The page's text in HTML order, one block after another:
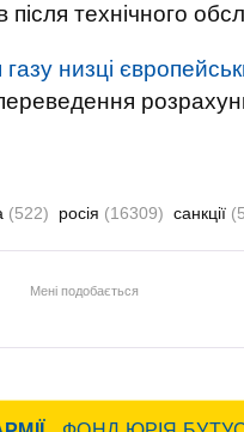
технічного
низці
(522) росія (16309) санкції
Мені подобається